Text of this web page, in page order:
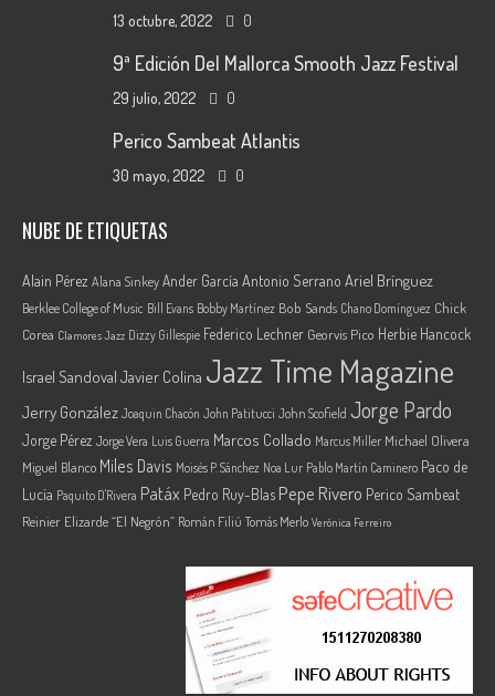
13 octubre, 2022 0
9ª Edición Del Mallorca Smooth Jazz Festival
29 julio, 2022 0
Perico Sambeat Atlantis
30 mayo, 2022 0
NUBE DE ETIQUETAS
Alain Pérez Alana SinkeyAnder García Antonio Serrano Ariel Brínguez
Berklee College of Music Bill Evans Bobby Martínez Bob Sands Chano Domínguez Chick
Corea Clamores Jazz Dizzy Gillespie Federico Lechner Georvis Pico Herbie Hancock
Israel Sandoval Javier Colina Jazz Time Magazine
Jerry González Joaquin Chacón John Patitucci John Scofield Jorge Pardo
Jorge Pérez Jorge Vera Luis Guerra Marcos Collado Marcus Miller Michael Olivera
Miguel Blanco Miles Davis Moisés P. Sánchez Noa Lur Pablo Martín Caminero Paco de
Lucía Paquito D'Rivera Patáx Pedro Ruy-Blas Pepe Rivero Perico Sambeat
Reinier Elizarde “El Negrón” Román Filiú Tomás Merlo Verónica Ferreiro